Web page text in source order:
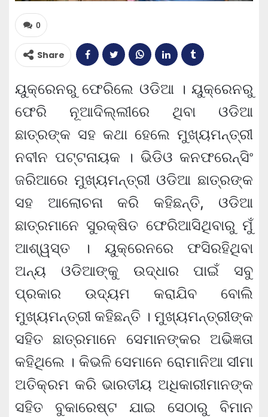
0
Share
ୟୁକ୍ରେନରୁ ଫେରିଲେ ଓଡିଆ । ୟୁକ୍ରେନରୁ
ଫେରି ନୂଆଦିଲ୍ଲୀରେ ଥିବା ଓଡିଆ
ଛାତ୍ରଙ୍କ ସହ କଥା ହେଲେ ମୁଖ୍ୟମନ୍ତ୍ରୀ
ନବୀନ ପଟ୍ଟନାୟକ । ଭିଡିଓ କନଫରେନ୍ସିଂ
ଜରିଆରେ ମୁଖ୍ୟମନ୍ତ୍ରୀ ଓଡିଆ ଛାତ୍ରଙ୍କ
ସହ ଆଲୋଚନା କରି କହିଛନ୍ତି, ଓଡିଆ
ଛାତ୍ରମାନେ ସୁରକ୍ଷିତ ଫେରିଆସିଥିବାରୁ ମୁଁ
ଆଶ୍ୱସ୍ତ । ୟୁକ୍ରେନରେ ଫସିରହିଥିବା
ଅନ୍ୟ ଓଡିଆଙ୍କୁ ଉଦ୍ଧାର ପାଇଁ ସବୁ
ପ୍ରକାର ଉଦ୍ୟମ କରାଯିବ ବୋଲି
ମୁଖ୍ୟମନ୍ତ୍ରୀ କହିଛନ୍ତି । ମୁଖ୍ୟମନ୍ତ୍ରୀଙ୍କ
ସହିତ ଛାତ୍ରମାନେ ସେମାନଙ୍କର ଅଭିଜ୍ଞତା
କହିଥିଲେ । କିଭଳି ସେମାନେ ରୋମାନିଆ ସୀମା
ଅତିକ୍ରମ କରି ଭାରତୀୟ ଅଧିକାରୀମାନଙ୍କ
ସହିତ ବୁକାରେଷ୍ଟ ଯାଇ ସେଠାରୁ ବିମାନ